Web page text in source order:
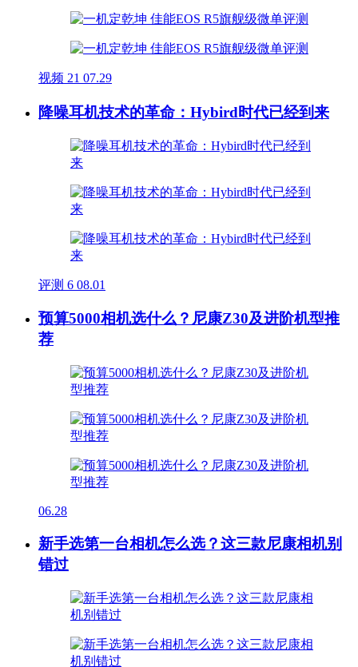
视频 21 07.29
降噪耳机技术的革命：Hybird时代已经到来
评测 6 08.01
预算5000相机选什么？尼康Z30及进阶机型推
荐
06.28
新手选第一台相机怎么选？这三款尼康相机别
错过